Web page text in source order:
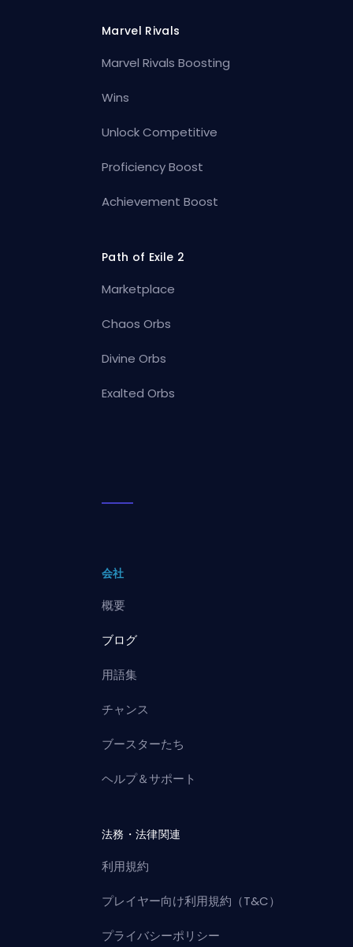
Marvel Rivals
Marvel Rivals Boosting
Wins
Unlock Competitive
Proficiency Boost
Achievement Boost
Path of Exile 2
Marketplace
Chaos Orbs
Divine Orbs
Exalted Orbs
会社
概要
ブログ
用語集
チャンス
ブースターたち
ヘルプ＆サポート
法務・法律関連
利用規約
プレイヤー向け利用規約（T&C）
プライバシーポリシー